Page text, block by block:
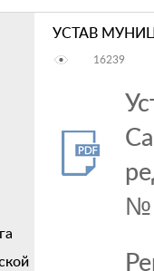
УСТАВ
16239
№